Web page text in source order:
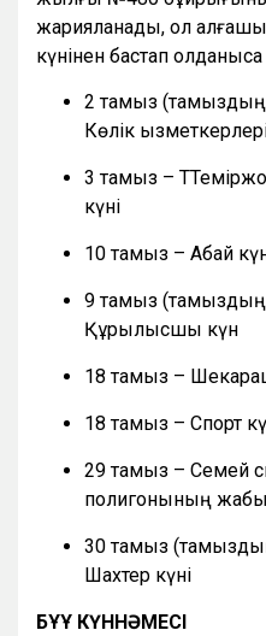
жарияланады, ол
күнінен бастап қолданысқа
2 тамыз (тамыздың
Көлік
3 тамыз –
күні
10 тамыз – Абай
9 тамыз (тамыздың
Құрылысшы күн
18 тамыз –
18 тамыз – Спорт
29 тамыз – Семей
полигонының
30 тамыз
Шахтер күні
БҰҰ КҮННӘМЕСІ